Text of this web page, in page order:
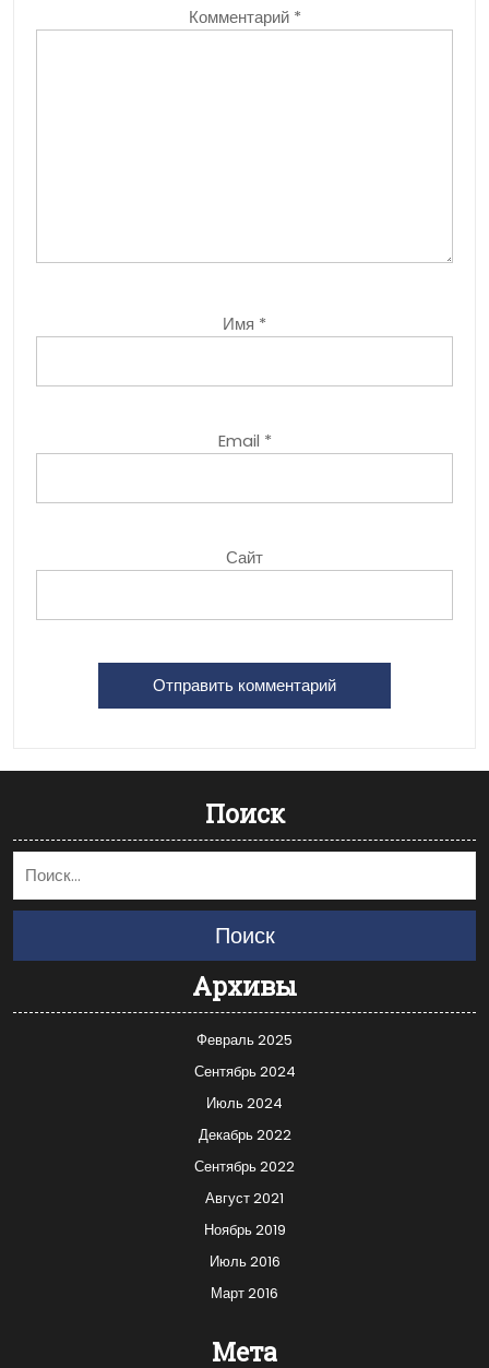
Комментарий *
Имя *
Email *
Сайт
Поиск
Поиск
Архивы
Февраль 2025
Сентябрь 2024
Июль 2024
Декабрь 2022
Сентябрь 2022
Август 2021
Ноябрь 2019
Июль 2016
Март 2016
Мета